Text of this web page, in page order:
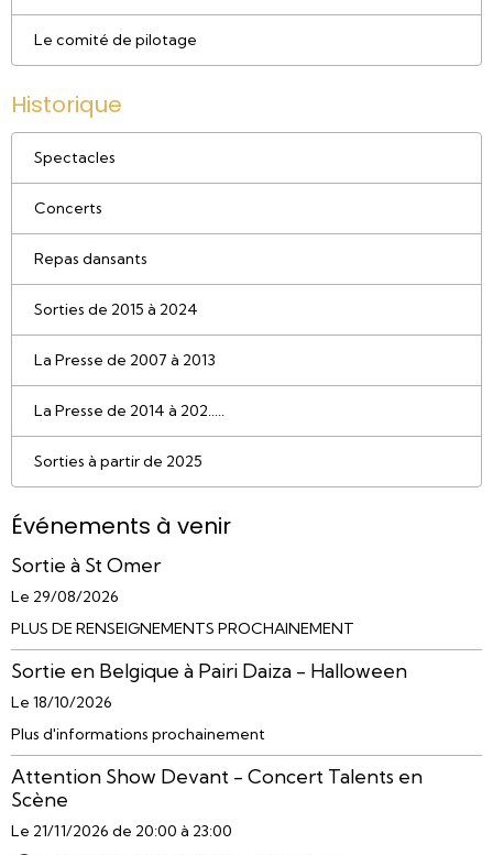
Le comité de pilotage
Historique
Spectacles
Concerts
Repas dansants
Sorties de 2015 à 2024
La Presse de 2007 à 2013
La Presse de 2014 à 202.....
Sorties à partir de 2025
Événements à venir
Sortie à St Omer
Le 29/08/2026
PLUS DE RENSEIGNEMENTS PROCHAINEMENT
Sortie en Belgique à Pairi Daiza - Halloween
Le 18/10/2026
Plus d'informations prochainement
Attention Show Devant - Concert Talents en
Scène
Le 21/11/2026 de 20:00 à 23:00